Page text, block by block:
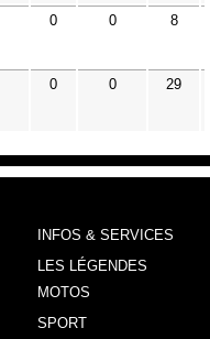
0 0 8
0 0 29
INFOS & SERVICES
LES LÉGENDES
MOTOS
SPORT